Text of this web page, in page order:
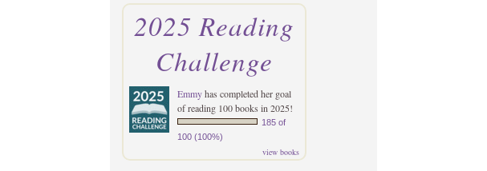
2025 Reading
Challenge
Emmyhas completed her goal
of reading 100 books in 2025!
185 of
100 (100%)
view books